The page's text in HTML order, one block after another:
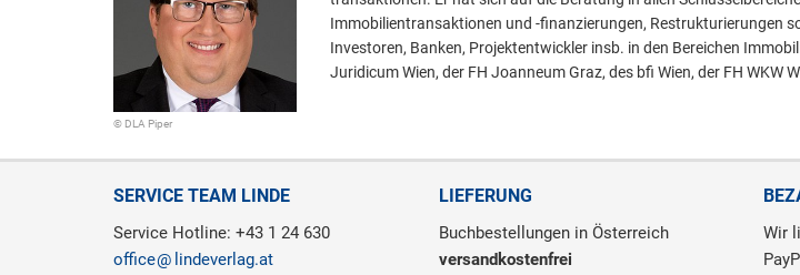
© DLA Piper
Immobilientransaktionen und -finanzierungen, Restrukturierungen
Investoren, Banken, Projektentwickler insb. in den Bereichen
Juridicum Wien, der FH Joanneum Graz, des bfi Wien, der FH WKW
SERVICE TEAM LINDE
Service Hotline: +43 1 24 630
office
lindeverlag.at
LIEFERUNG
Buchbestellungen in Österreich
versandkostenfrei
Wir